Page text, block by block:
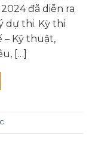
đã diễn ra
dự thi. Kỳ thi
– Kỹ thuật,
[…]